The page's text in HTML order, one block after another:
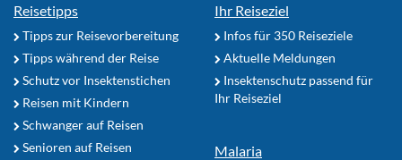
Reisetipps
Tipps zur Reisevorbereitung
Tipps während der Reise
Schutz vor Insektenstichen
Reisen mit Kindern
Schwanger auf Reisen
Senioren auf Reisen
Ihr Reiseziel
Infos für 350 Reiseziele
Aktuelle Meldungen
Insektenschutz passend für
Ihr Reiseziel
Malaria